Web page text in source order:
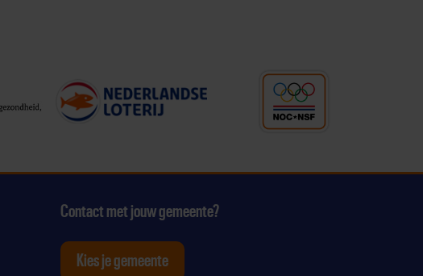
Contact met jouw gemeente?
Kies je gemeente